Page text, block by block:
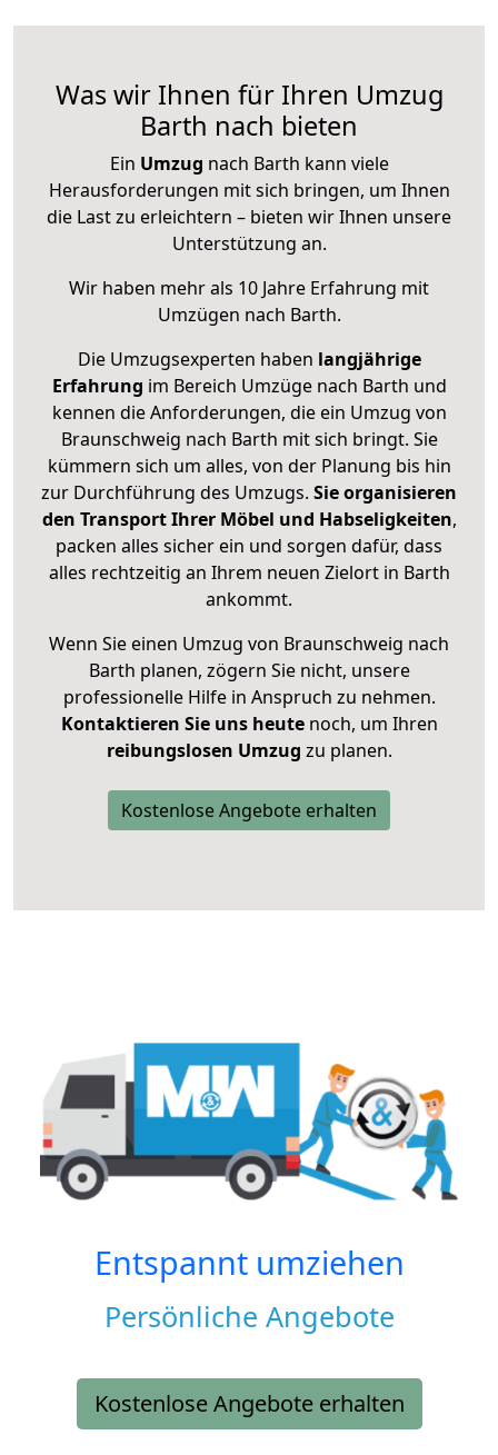
Was wir Ihnen für Ihren Umzug
Barth nach bieten
Ein Umzug nach Barth kann viele
Herausforderungen mit sich bringen, um Ihnen
die Last zu erleichtern – bieten wir Ihnen unsere
Unterstützung an.
Wir haben mehr als 10 Jahre Erfahrung mit
Umzügen nach Barth.
Die Umzugsexperten haben langjährige
Erfahrung im Bereich Umzüge nach Barth und
kennen die Anforderungen, die ein Umzug von
Braunschweig nach Barth mit sich bringt. Sie
kümmern sich um alles, von der Planung bis hin
zur Durchführung des Umzugs. Sie organisieren
den Transport Ihrer Möbel und Habseligkeiten,
packen alles sicher ein und sorgen dafür, dass
alles rechtzeitig an Ihrem neuen Zielort in Barth
ankommt.
Wenn Sie einen Umzug von Braunschweig nach
Barth planen, zögern Sie nicht, unsere
professionelle Hilfe in Anspruch zu nehmen.
Kontaktieren Sie uns heutenoch, um Ihren
reibungslosen Umzug zu planen.
Kostenlose Angebote erhalten
Entspannt umziehen
Persönliche Angebote
Kostenlose Angebote erhalten